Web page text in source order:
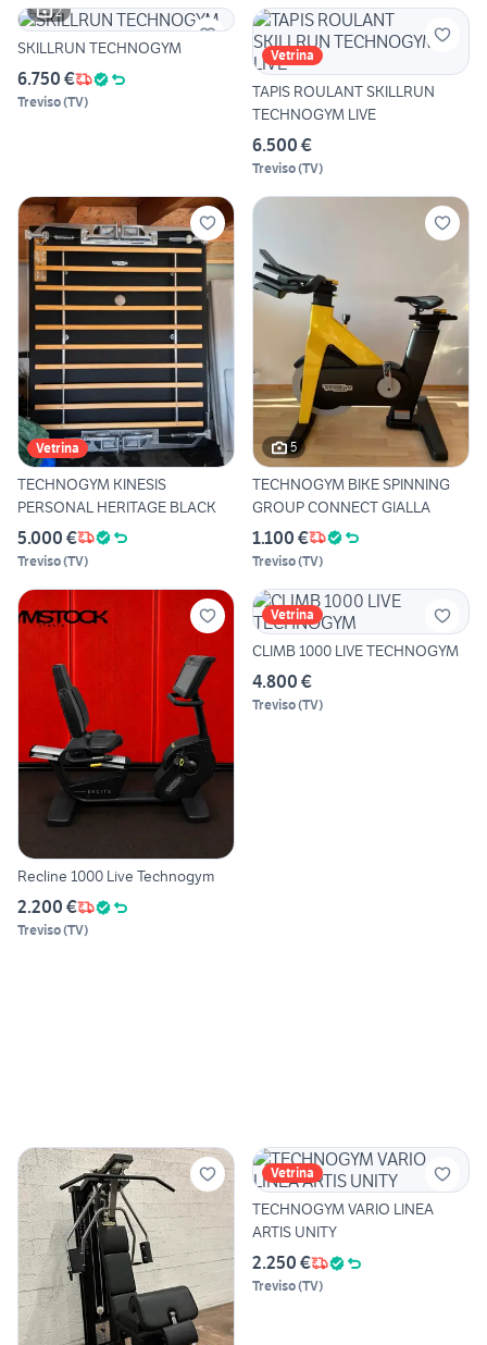
2
SKILLRUN TECHNOGYM
6.750 €
Treviso(TV)
Vetrina
TAPIS ROULANT SKILLRUN
TECHNOGYM LIVE
6.500 €
Treviso(TV)
Vetrina
TECHNOGYM KINESIS
PERSONAL HERITAGE BLACK
5.000 €
Treviso(TV)
5
TECHNOGYM BIKE SPINNING
GROUP CONNECT GIALLA
1.100 €
Treviso(TV)
Recline 1000 Live Technogym
2.200 €
Treviso(TV)
Vetrina
CLIMB 1000 LIVE TECHNOGYM
4.800 €
Treviso(TV)
Vetrina
TECHNOGYM VARIO LINEA
ARTIS UNITY
2.250 €
Treviso(TV)